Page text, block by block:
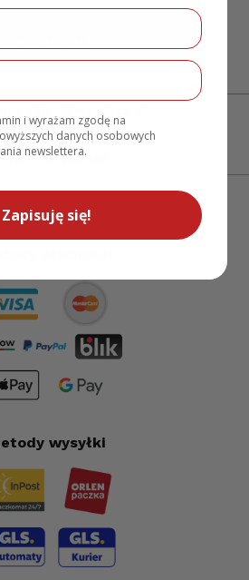
797 248 548
wysyłki
i wyrażam zgodę na
danych osobowych
newslettera.
Zapisuję się!